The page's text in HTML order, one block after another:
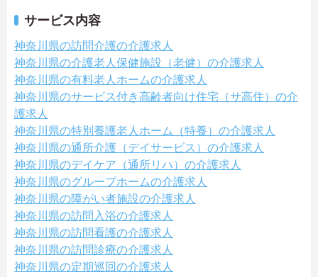
サービス内容
神奈川県の訪問介護の介護求人
神奈川県の介護老人保健施設（老健）の介護求人
神奈川県の有料老人ホームの介護求人
神奈川県のサービス付き高齢者向け住宅（サ高住）の介
護求人
神奈川県の特別養護老人ホーム（特養）の介護求人
神奈川県の通所介護（デイサービス）の介護求人
神奈川県のデイケア（通所リハ）の介護求人
神奈川県のグループホームの介護求人
神奈川県の障がい者施設の介護求人
神奈川県の訪問入浴の介護求人
神奈川県の訪問看護の介護求人
神奈川県の訪問診療の介護求人
神奈川県の定期巡回の介護求人